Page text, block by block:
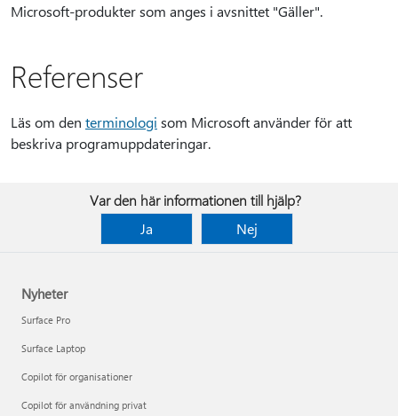
Microsoft-produkter som anges i avsnittet "Gäller".
Referenser
Läs om den terminologi som Microsoft använder för att
beskriva programuppdateringar.
Var den här informationen till hjälp?
Ja
Nej
Nyheter
Surface Pro
Surface Laptop
Copilot för organisationer
Copilot för användning privat